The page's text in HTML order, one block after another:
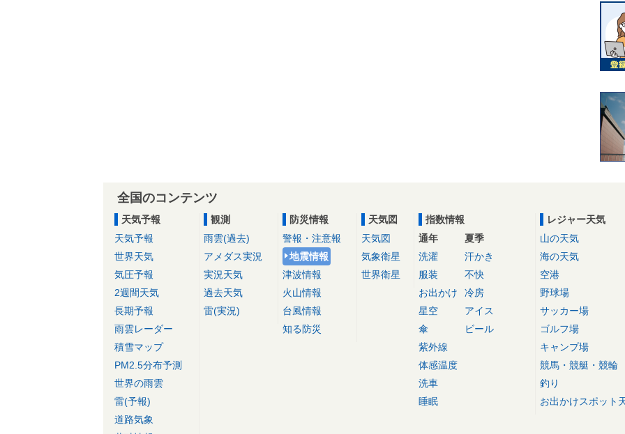
全国のコンテンツ
天気予報
天気予報
世界天気
気圧予報
2週間天気
長期予報
雨雲レーダー
積雪マップ
PM2.5分布予測
世界の雨雲
雷(予報)
道路気象
観測
雨雲(過去)
アメダス実況
実況天気
過去天気
雷(実況)
防災情報
警報・注意報
地震情報
津波情報
火山情報
台風情報
知る防災
天気図
天気図
気象衛星
世界衛星
指数情報
通年
洗濯
服装
お出かけ
星空
傘
紫外線
体感温度
洗車
睡眠
夏季
汗かき
不快
冷房
アイス
ビール
レジャー天気
山の天気
海の天気
空港
野球場
サッカー場
ゴルフ場
キャンプ場
競馬・競艇・競輪
釣り
お出かけスポット